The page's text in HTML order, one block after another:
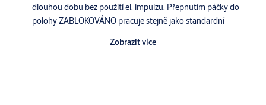
dlouhou dobu bez použití el. impulzu. Přepnutím páčky do
polohy ZABLOKOVÁNO pracuje stejně jako standardní
Zobrazit více